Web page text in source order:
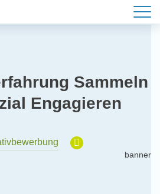
Sammeln
Engagieren